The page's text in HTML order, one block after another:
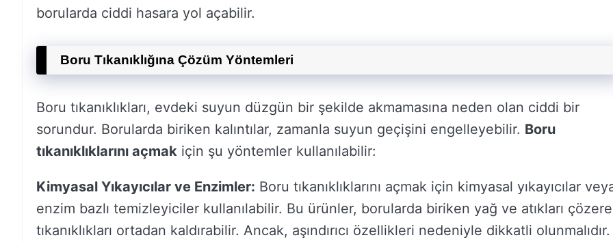
borularda ciddi hasara yol açabilir.
Boru Tıkanıklığına Çözüm Yöntemleri
Boru tıkanıklıkları, evdeki suyun düzgün bir şekilde akmamasına neden olan ciddi bir
sorundur. Borularda biriken kalıntılar, zamanla suyun geçişini engelleyebilir. Boru
tıkanıklıklarını açmak için şu yöntemler kullanılabilir:
Kimyasal Yıkayıcılar ve Enzimler: Boru tıkanıklıklarını açmak için kimyasal yıkayıcılar
enzim bazlı temizleyiciler kullanılabilir. Bu ürünler, borularda biriken yağ ve atıkları
tıkanıklıkları ortadan kaldırabilir. Ancak, aşındırıcı özellikleri nedeniyle dikkatli olunmalıdır.